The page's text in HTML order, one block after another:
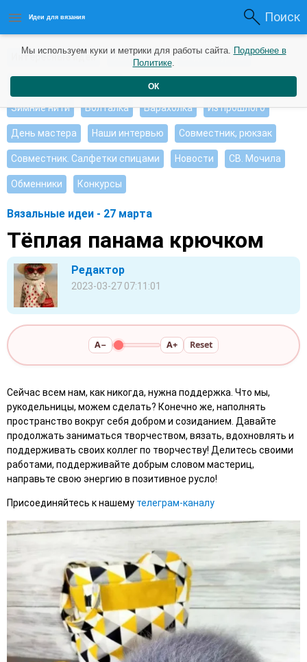
Идеи для вязания Поиск
Интересные идеи Мои работы Видео журнал
Душевные петельки
Зимние нити Болталка Барахолка Из прошлого
День мастера Наши интервью Совместник, рюкзак
Совместник. Салфетки спицами Новости СВ. Мочила
Обменники Конкурсы
Вязальные идеи - 27 марта
Тёплая панама крючком
Редактор
2023-03-27 07:11:01
A− A+ Reset
Сейчас всем нам, как никогда, нужна поддержка. Что мы,
рукодельницы, можем сделать? Конечно же, наполнять
пространство вокруг себя добром и созиданием. Давайте
продолжать заниматься творчеством, вязать, вдохновлять и
поддерживать своих коллег по творчеству! Делитесь своими
работами, поддерживайте добрым словом мастериц,
направьте свою энергию в позитивное русло!
Присоединяйтесь к нашему телеграм-каналу
Мы используем куки и метрики для работы сайта. Подробнее в
Политике.
ОК